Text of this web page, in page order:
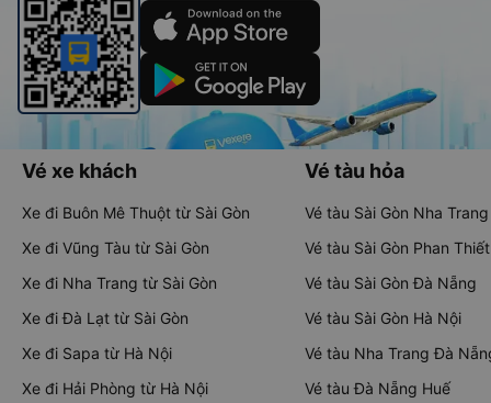
Vé xe khách
Xe đi Buôn Mê Thuột từ Sài Gòn
Xe đi Vũng Tàu từ Sài Gòn
Xe đi Nha Trang từ Sài Gòn
Xe đi Đà Lạt từ Sài Gòn
Xe đi Sapa từ Hà Nội
Xe đi Hải Phòng từ Hà Nội
Vé tàu hỏa
Vé tàu Sài Gòn Nha Trang
Vé tàu Sài Gòn Phan Thiết
Vé tàu Sài Gòn Đà Nẵng
Vé tàu Sài Gòn Hà Nội
Vé tàu Nha Trang Đà
Vé tàu Đà Nẵng Huế